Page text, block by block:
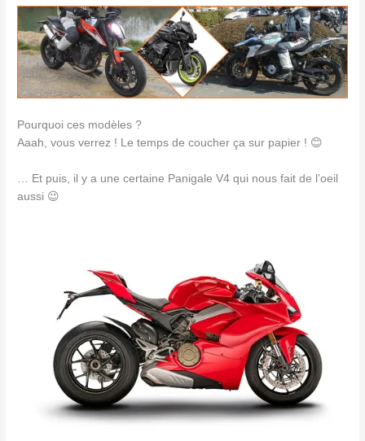
Pourquoi ces modèles ?
Aaah, vous verrez ! Le temps de coucher ça sur papier ! 😊
… Et puis, il y a une certaine Panigale V4 qui nous fait de l’oeil
aussi 😉